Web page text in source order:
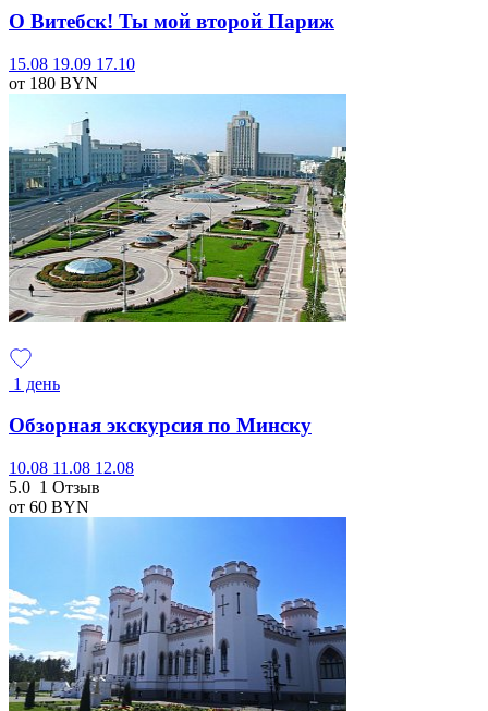
О Витебск! Ты мой второй Париж
15.08 19.09 17.10
от 180 BYN
1 день
Обзорная экскурсия по Минску
10.08 11.08 12.08
5.0 1 Отзыв
от 60 BYN